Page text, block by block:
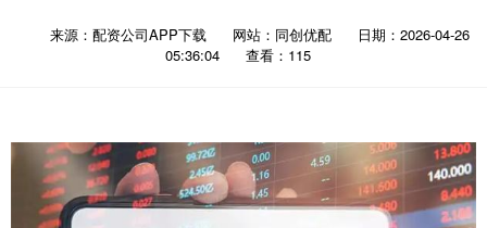
来源：配资公司APP下载 网站：同创优配
日期：2026-04-26
05:36:04
查看：115